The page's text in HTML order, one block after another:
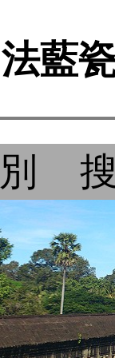
法藍